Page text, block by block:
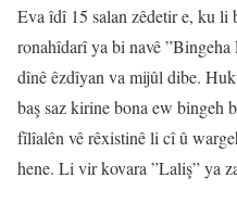
Eva îdî 15 salan zêdetir e, ku li
ronahîdarî ya bi navê
dînê êzdîyan va mijûl dibe.
baş saz kirine bona ew bingeh
fîlîalên vê rêxistinê li cî û
hene. Li vir kovara ”Laliş” ya